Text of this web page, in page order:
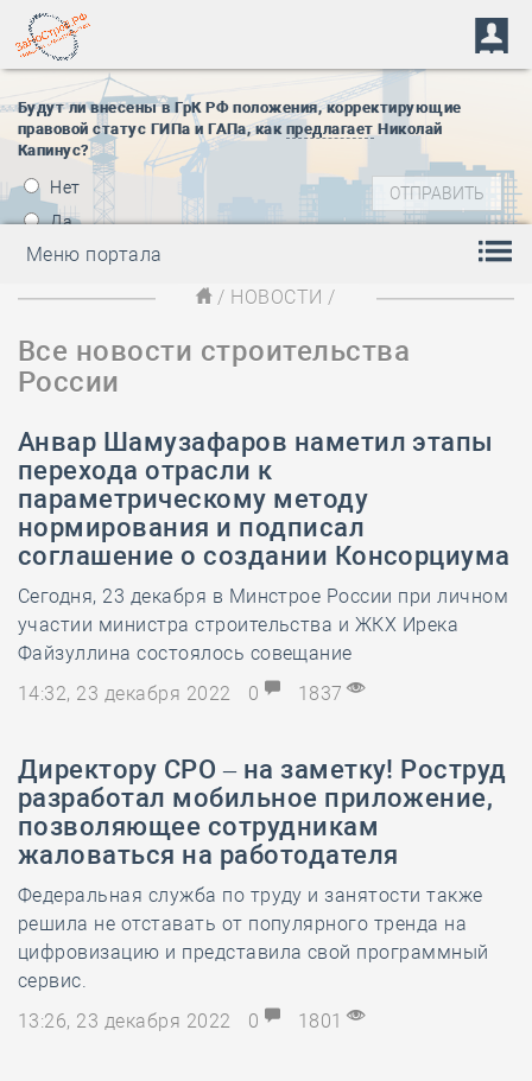
Будут ли внесены в ГрК РФ положения, корректирующие
правовой статус ГИПа и ГАПа, как предлагает Николай
Капинус?
Нет
Да
Меню портала
/ НОВОСТИ /
Все новости строительства
России
Анвар Шамузафаров наметил этапы
перехода отрасли к
параметрическому методу
нормирования и подписал
соглашение о создании Консорциума
Сегодня, 23 декабря в Минстрое России при личном
участии министра строительства и ЖКХ Ирека
Файзуллина состоялось совещание
14:32, 23 декабря 2022
0 1837
Директору СРО – на заметку! Роструд
разработал мобильное приложение,
позволяющее сотрудникам
жаловаться на работодателя
Федеральная служба по труду и занятости также
решила не отставать от популярного тренда на
цифровизацию и представила свой программный
сервис.
13:26, 23 декабря 2022
0 1801